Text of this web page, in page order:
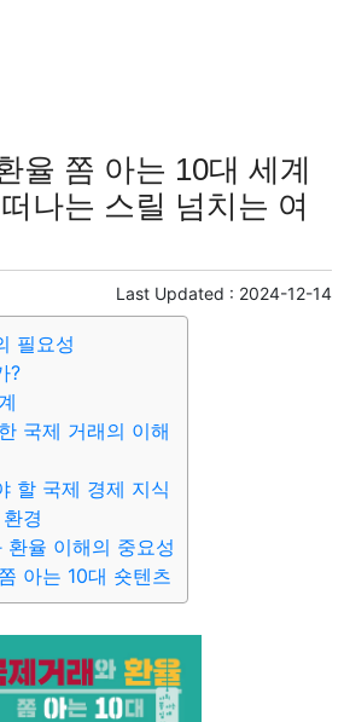
율 쫌 아는 10대 세계
나는 스릴 넘치는 여
Last Updated : 2024-12-14
필요성
?
국제 거래의 이해
할 국제 경제 지식
경
환율 이해의 중요성
아는 10대 숏텐츠